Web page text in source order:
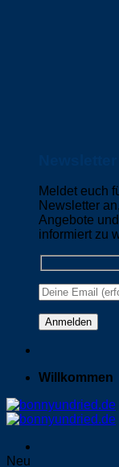
Meldet euch
Newsletter
Angebote
informiert zu
Please leave
Willkommen
Neu